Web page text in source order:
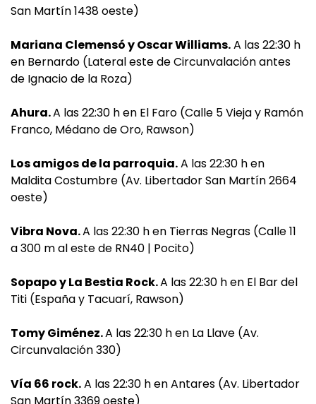
San Martín 1438 oeste)
Mariana Clemensó y Oscar Williams.A las 22:30 h
en Bernardo (Lateral este de Circunvalación antes
de Ignacio de la Roza)
Ahura.A las 22:30 h en El Faro (Calle 5 Vieja y Ramón
Franco, Médano de Oro, Rawson)
Los amigos de la parroquia.A las 22:30 h en
Maldita Costumbre (Av. Libertador San Martín 2664
oeste)
Vibra Nova.A las 22:30 h en Tierras Negras (Calle 11
a 300 m al este de RN40 | Pocito)
Sopapo y La Bestia Rock.A las 22:30 h en El Bar del
Titi (España y Tacuarí, Rawson)
Tomy Giménez.A las 22:30 h en La Llave (Av.
Circunvalación 330)
Vía 66 rock.A las 22:30 h en Antares (Av. Libertador